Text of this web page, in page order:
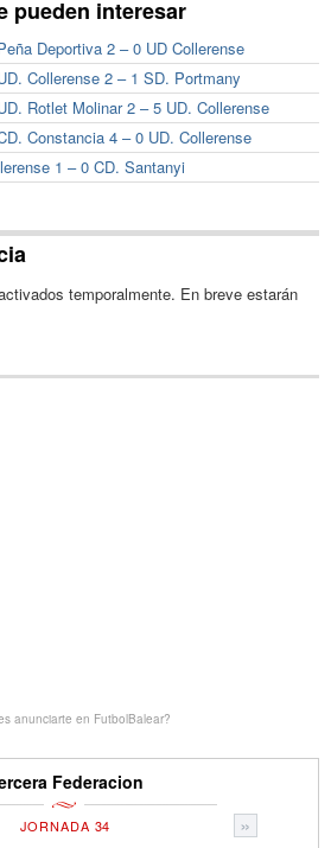
pueden interesar
Deportiva 2 – 0 UD Collerense
Collerense 2 – 1 SD. Portmany
Rotlet Molinar 2 – 5 UD. Collerense
Constancia 4 – 0 UD. Collerense
1 – 0 CD. Santanyi
temporalmente. En breve estarán
anunciarte en FutbolBalear?
Federacion
»
JORNADA 34